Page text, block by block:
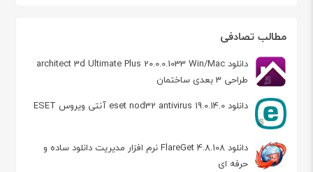
مطالب تصادفی
دانلود architect 3d Ultimate Plus 20.0.0.1033 Win/Mac
طراحی 3 بعدی ساختمان
دانلود eset nod32 antivirus 19.0.14.0 آنتی ویروس ESET
دانلود FlareGet 4.8.108 نرم افزار مدیریت دانلود ساده و
حرفه ای